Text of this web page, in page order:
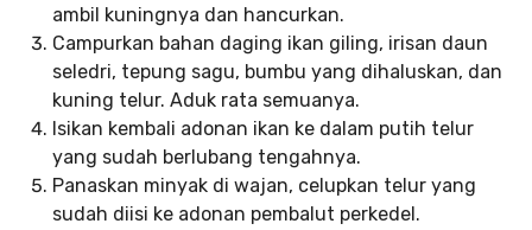
ambil kuningnya dan hancurkan.
Campurkan bahan daging ikan giling, irisan daun
seledri, tepung sagu, bumbu yang dihaluskan, dan
kuning telur. Aduk rata semuanya.
Isikan kembali adonan ikan ke dalam putih telur
yang sudah berlubang tengahnya.
Panaskan minyak di wajan, celupkan telur yang
sudah diisi ke adonan pembalut perkedel.